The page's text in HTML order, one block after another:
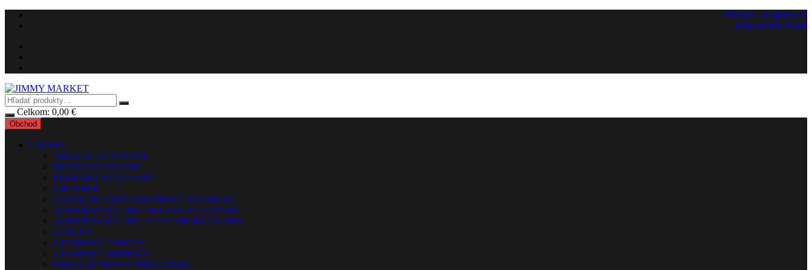
Preskočiť
Prihlásiť / Registrovať
Môj zoznam želaní
Celkom: 0,00 €
Obchod
GITARY
AKUSTICKÉ GITARY
KLASICKÉ GITARY
ELEKTRICKÉ GITARY
UKULELE
COUNTRY A INÉ STRUNOVÉ NÁSTROJE
ZOSILŇOVAČE PRE AKUSTICKÉ GITARY
ZOSILŇOVAČE PRE ELEKTRICKÉ GITARY
STRUNY
GITAROVÉ EFEKTY
GITAROVÉ SNÍMAČE
PRÍSLUŠENSTVO PRE GITARY